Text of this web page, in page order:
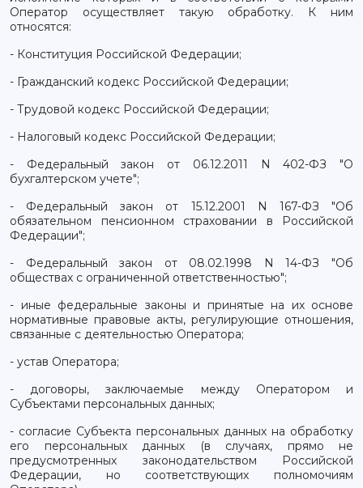
Оператор осуществляет такую обработку. К ним
относятся:
- Конституция Российской Федерации;
- Гражданский кодекс Российской Федерации;
- Трудовой кодекс Российской Федерации;
- Налоговый кодекс Российской Федерации;
- Федеральный закон от 06.12.2011 N 402-ФЗ "О
бухгалтерском учете";
- Федеральный закон от 15.12.2001 N 167-ФЗ "Об
обязательном пенсионном страховании в Российской
Федерации";
- Федеральный закон от 08.02.1998 N 14-ФЗ "Об
обществах с ограниченной ответственностью";
- иные федеральные законы и принятые на их основе
нормативные правовые акты, регулирующие отношения,
связанные с деятельностью Оператора;
- устав Оператора;
- договоры, заключаемые между Оператором и
Субъектами персональных данных;
- согласие Субъекта персональных данных на обработку
его персональных данных (в случаях, прямо не
предусмотренных законодательством Российской
Федерации, но соответствующих полномочиям